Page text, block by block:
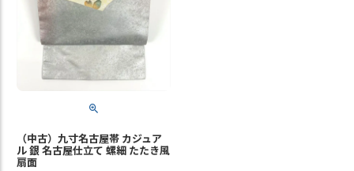
（中古）九寸名古屋帯 カジュア
ル 銀 名古屋仕立て 螺細 たたき風
扇面